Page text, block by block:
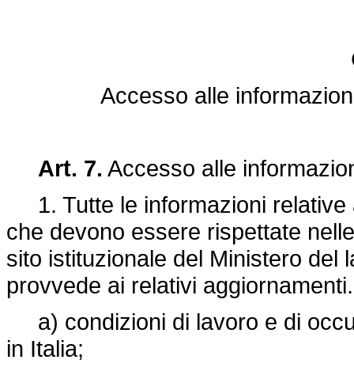
Accesso alle
Art. 7. Accesso alle
1. Tutte le informazioni relative
che devono essere rispettate
sito istituzionale del Ministero del
provvede ai relativi
a) condizioni di lavoro e di
in Italia;